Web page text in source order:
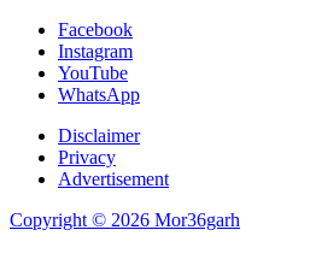
Facebook
Instagram
YouTube
WhatsApp
Disclaimer
Privacy
Advertisement
Copyright © 2026 Mor36garh